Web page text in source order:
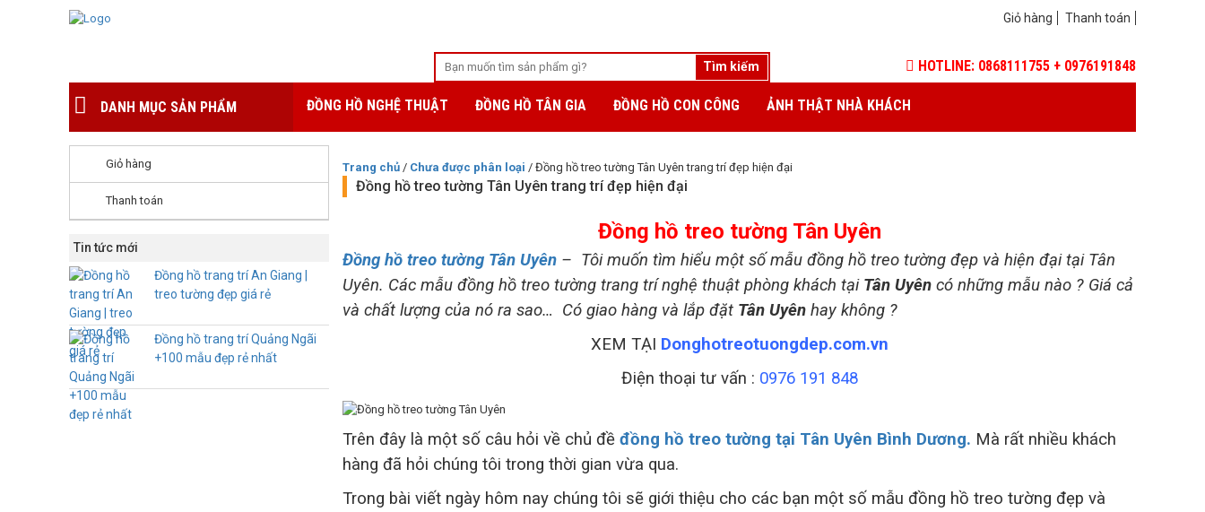
Giỏ hàng Thanh toán
HOTLINE: 0868111755 + 0976191848
DANH MỤC SẢN PHẨM ĐỒNG HỒ NGHỆ THUẬT ĐỒNG HỒ TÂN GIA ĐỒNG HỒ CON CÔNG ẢNH THẬT NHÀ KHÁCH
Giỏ hàng
Thanh toán
Tin tức mới
Đồng hồ trang trí An Giang |
treo tường đẹp giá rẻ
Đồng hồ trang trí Quảng Ngãi
+100 mẫu đẹp rẻ nhất
Trang chủ / Chưa được phân loại / Đồng hồ treo tường Tân Uyên trang trí đẹp hiện đại
Đồng hồ treo tường Tân Uyên trang trí đẹp hiện đại
Đồng hồ treo tường Tân Uyên
Đồng hồ treo tường Tân Uyên – Tôi muốn tìm hiểu một số mẫu đồng hồ treo tường đẹp và hiện đại tại Tân
Uyên. Các mẫu đồng hồ treo tường trang trí nghệ thuật phòng khách tại Tân Uyên có những mẫu nào ? Giá cả
và chất lượng của nó ra sao… Có giao hàng và lắp đặt Tân Uyên hay không ?
XEM TẠI Donghotreotuongdep.com.vn
Điện thoại tư vấn : 0976 191 848
Trên đây là một số câu hỏi về chủ đề đồng hồ treo tường tại Tân Uyên Bình Dương. Mà rất nhiều khách
hàng đã hỏi chúng tôi trong thời gian vừa qua.
Trong bài viết ngày hôm nay chúng tôi sẽ giới thiệu cho các bạn một số mẫu đồng hồ treo tường đẹp và